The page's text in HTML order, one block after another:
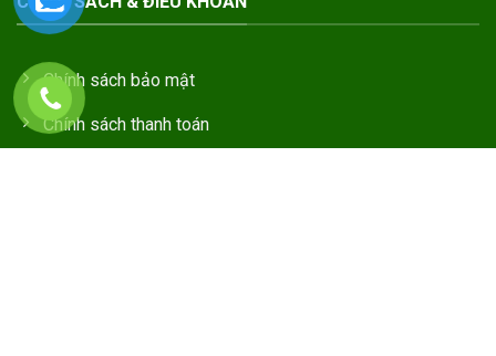
Chính sách bảo mật
Chính sách thanh toán